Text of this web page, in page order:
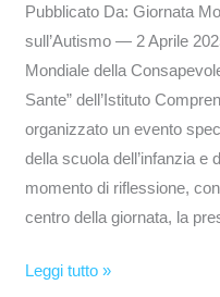
Pubblicato Da: Giornata
sull’Autismo — 2 Aprile
Mondiale della
Sante” dell’Istituto
organizzato un evento
della scuola dell’infanzia e
momento di riflessione,
centro della giornata, la
Leggi tutto »